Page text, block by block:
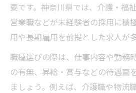
要です。神奈川県では、介護・福
営業職などが未経験者の採用に積
用や長期雇用を前提とした求人が
職種選びの際は、仕事内容や勤務
の有無、昇給・賞与などの待遇面
ましょう。例えば、介護職や物流